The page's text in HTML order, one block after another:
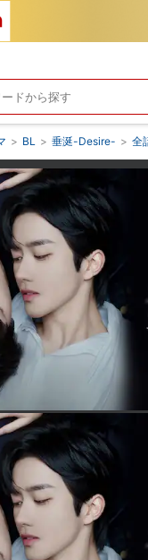
> BL > 垂涎-Desire- > 全
して：RakutenTVの契約期
お得
」全話パック